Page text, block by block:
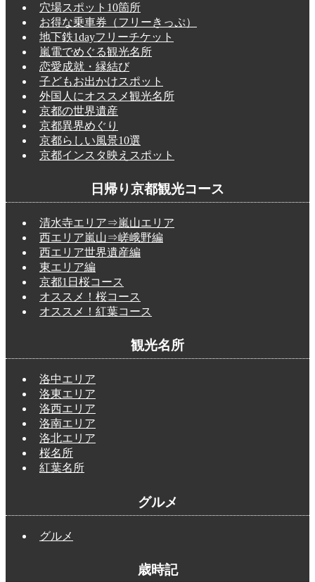
穴場スポット10箇所
お得な乗車券（フリーきっぷ）
地下鉄1dayフリーチケット
嵐電でめぐる観光名所
恋愛成就・縁結び
子どもお出かけスポット
外国人にオススメ観光名所
京都の世界遺産
京都異界めぐり
京都らしい風景10選
京都インスタ映えスポット
日帰り京都観光コース
清水寺エリア⇒嵐山エリア
西エリア嵐山⇒嵯峨野編
西エリア世界遺産編
東エリア編
京都1日桜コース
オススメ！桜コース
オススメ！紅葉コース
観光名所
洛中エリア
洛東エリア
洛西エリア
洛南エリア
洛北エリア
桜名所
紅葉名所
グルメ
グルメ
歳時記